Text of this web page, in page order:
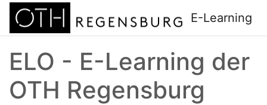
Zum Hauptinhalt
E-Learning
ELO - E-Learning der
OTH Regensburg